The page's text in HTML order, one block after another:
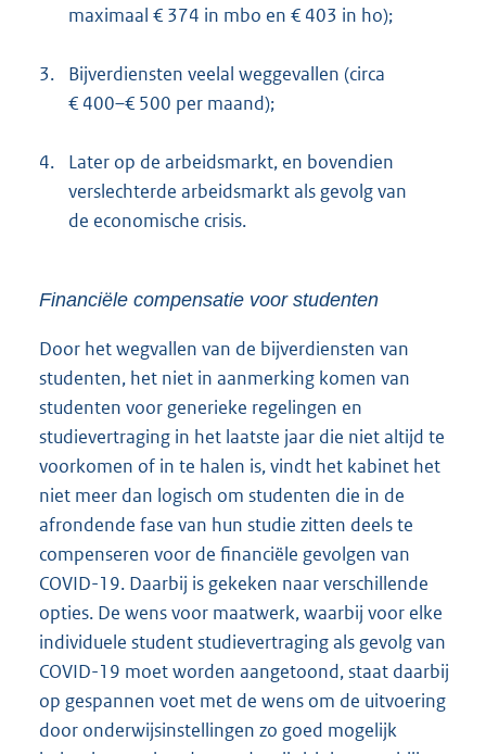
maximaal € 374 in mbo en € 403 in ho);
3.
Bijverdiensten veelal weggevallen (circa
€ 400–€ 500 per maand);
4.
Later op de arbeidsmarkt, en bovendien
verslechterde arbeidsmarkt als gevolg van
de economische crisis.
Financiële compensatie voor studenten
Door het wegvallen van de bijverdiensten van
studenten, het niet in aanmerking komen van
studenten voor generieke regelingen en
studievertraging in het laatste jaar die niet altijd te
voorkomen of in te halen is, vindt het kabinet het
niet meer dan logisch om studenten die in de
afrondende fase van hun studie zitten deels te
compenseren voor de financiële gevolgen van
COVID-19. Daarbij is gekeken naar verschillende
opties. De wens voor maatwerk, waarbij voor elke
individuele student studievertraging als gevolg van
COVID-19 moet worden aangetoond, staat daarbij
op gespannen voet met de wens om de uitvoering
door onderwijsinstellingen zo goed mogelijk